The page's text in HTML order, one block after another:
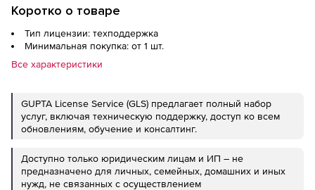
Коротко о товаре
Тип лицензии: техподдержка
Минимальная покупка: от 1 шт.
Все характеристики
GUPTA License Service (GLS) предлагает полный набор
услуг, включая техническую поддержку, доступ ко всем
обновлениям, обучение и консалтинг.
Доступно только юридическим лицам и ИП – не
предназначено для личных, семейных, домашних и иных
нужд, не связанных с осуществлением